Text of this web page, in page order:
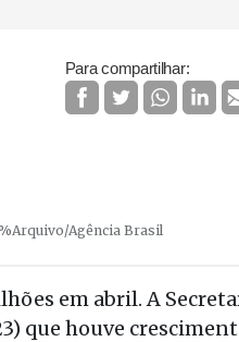
Para compartilhar:
Arquivo/Agência Brasil
em abril. A
que houve